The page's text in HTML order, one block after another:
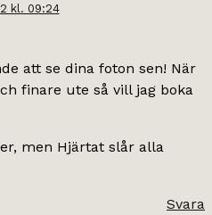
kl. 09:24
att se dina foton sen! När
finare ute så vill jag boka
men Hjärtat slår alla
Svara